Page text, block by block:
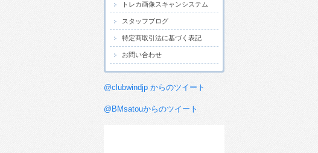
トレカ画像スキャンシステム
スタッフブログ
特定商取引法に基づく表記
お問い合わせ
@clubwindjp からのツイート
@BMsatouからのツイート